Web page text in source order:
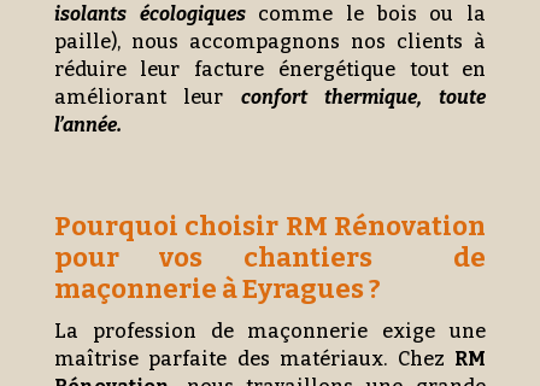
isolants écologiquescomme le bois ou la
paille), nous accompagnons nos clients à
réduire leur facture énergétique tout en
améliorant leur confort thermique, toute
l’année.
Pourquoi choisir RM Rénovation
pour vos chantiers de
maçonnerie à Eyragues ?
La profession de maçonnerie exige une
maîtrise parfaite des matériaux. Chez RM